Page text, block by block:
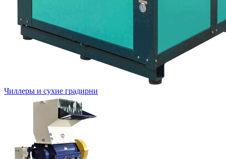
Чиллеры и сухие градирни